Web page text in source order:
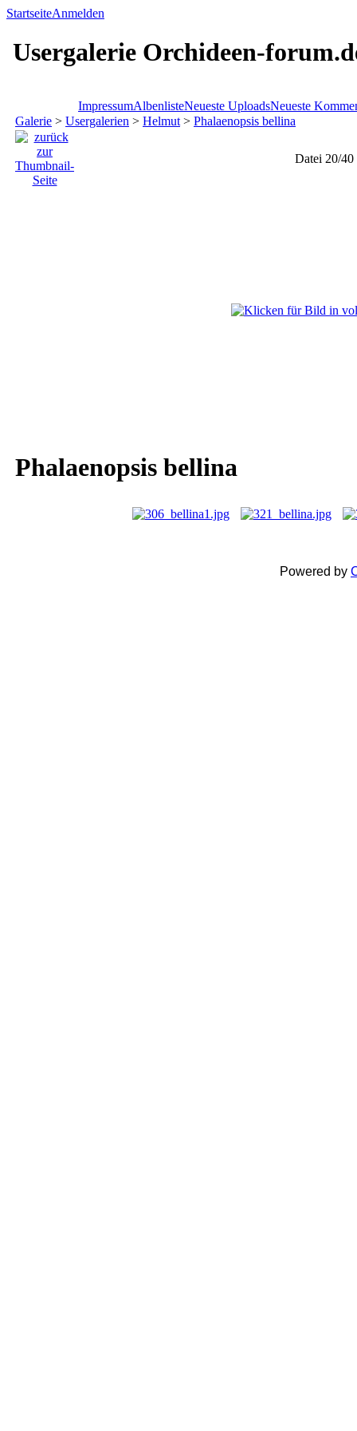
StartseiteAnmelden
Usergalerie Orchideen-
ImpressumAlbenlisteNeueste UploadsNeueste
Galerie > Usergalerien > Helmut > Phalaenopsis bellina
Datei 20/40
Phalaenopsis bellina
Powered by